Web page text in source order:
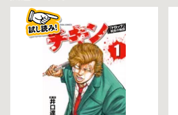
関連コミックス